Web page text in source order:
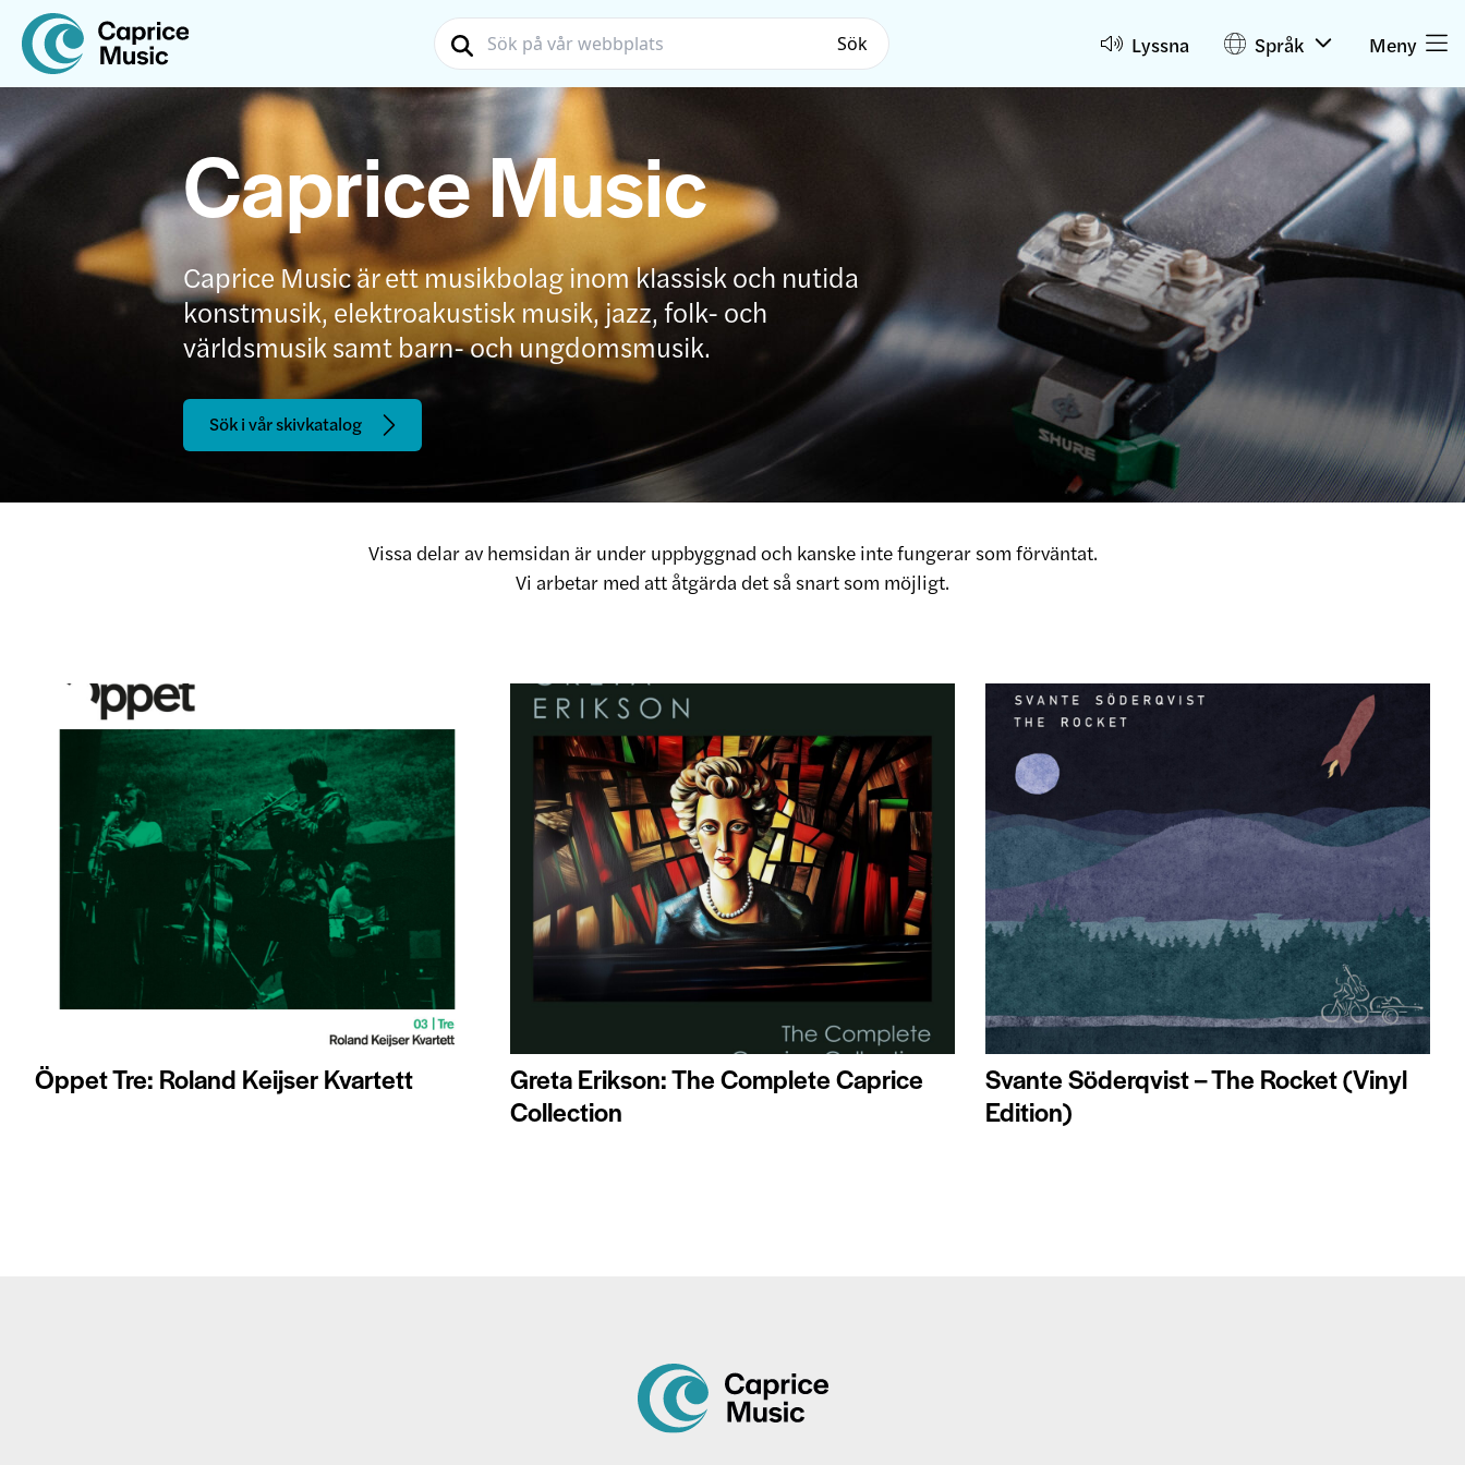
Sök Lyssna Språk Meny
Caprice Music
Caprice Music är ett musikbolag inom klassisk och nutida
konstmusik, elektroakustisk musik, jazz, folk- och
världsmusik samt barn- och ungdomsmusik.
Sök i vår skivkatalog
Vissa delar av hemsidan är under uppbyggnad och kanske inte fungerar som förväntat.
Vi arbetar med att åtgärda det så snart som möjligt.
Öppet Tre: Roland Keijser Kvartett
Greta Erikson: The Complete Caprice
Collection
Svante Söderqvist – The Rocket (Vinyl
Edition)